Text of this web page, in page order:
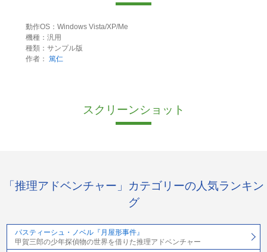
動作OS：Windows Vista/XP/Me
機種：汎用
種類：サンプル版
作者： 篤仁
スクリーンショット
「推理アドベンチャー」カテゴリーの人気ランキン
グ
パスティーシュ・ノベル『月屋形事件』
甲賀三郎の少年探偵物の世界を借りた推理アドベンチャー